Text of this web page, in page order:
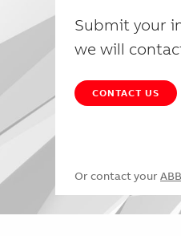
Submit your
we will
CONTACT US
Or contact your